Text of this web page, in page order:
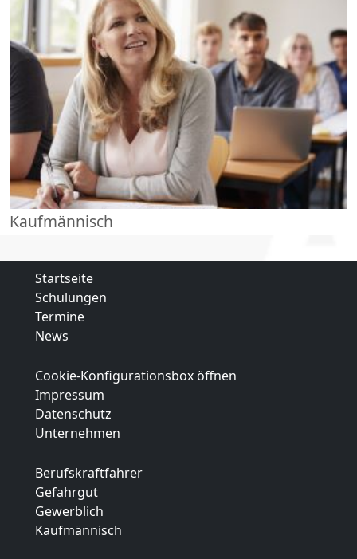
Kaufmännisch
Startseite
Schulungen
Termine
News
Cookie-Konfigurationsbox öffnen
Impressum
Datenschutz
Unternehmen
Berufskraftfahrer
Gefahrgut
Gewerblich
Kaufmännisch